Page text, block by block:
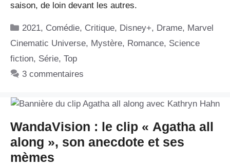
saison, de loin devant les autres.
Catégories
2021, Comédie, Critique, Disney+, Drame, Marvel
Cinematic Universe, Mystère, Romance, Science
fiction, Série, Top
3 commentaires
WandaVision : le clip « Agatha all
along », son anecdote et ses
mèmes